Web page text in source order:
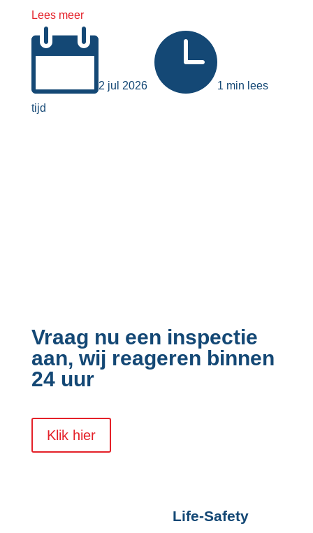
Lees meer
2 jul 2026 1 min lees
tijd
Vraag nu een inspectie
aan, wij reageren binnen
24 uur
Klik hier
Life-Safety